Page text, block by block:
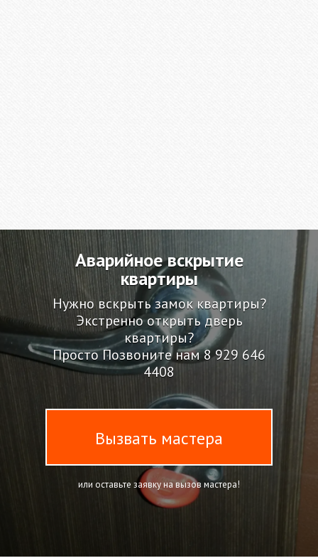
Аварийное вскрытие
квартиры
Нужно вскрыть замок квартиры?
Экстренно открыть дверь
квартиры?
Просто Позвоните нам8 929 646
4408
Вызвать мастера
или оставьте заявку на вызов мастера!